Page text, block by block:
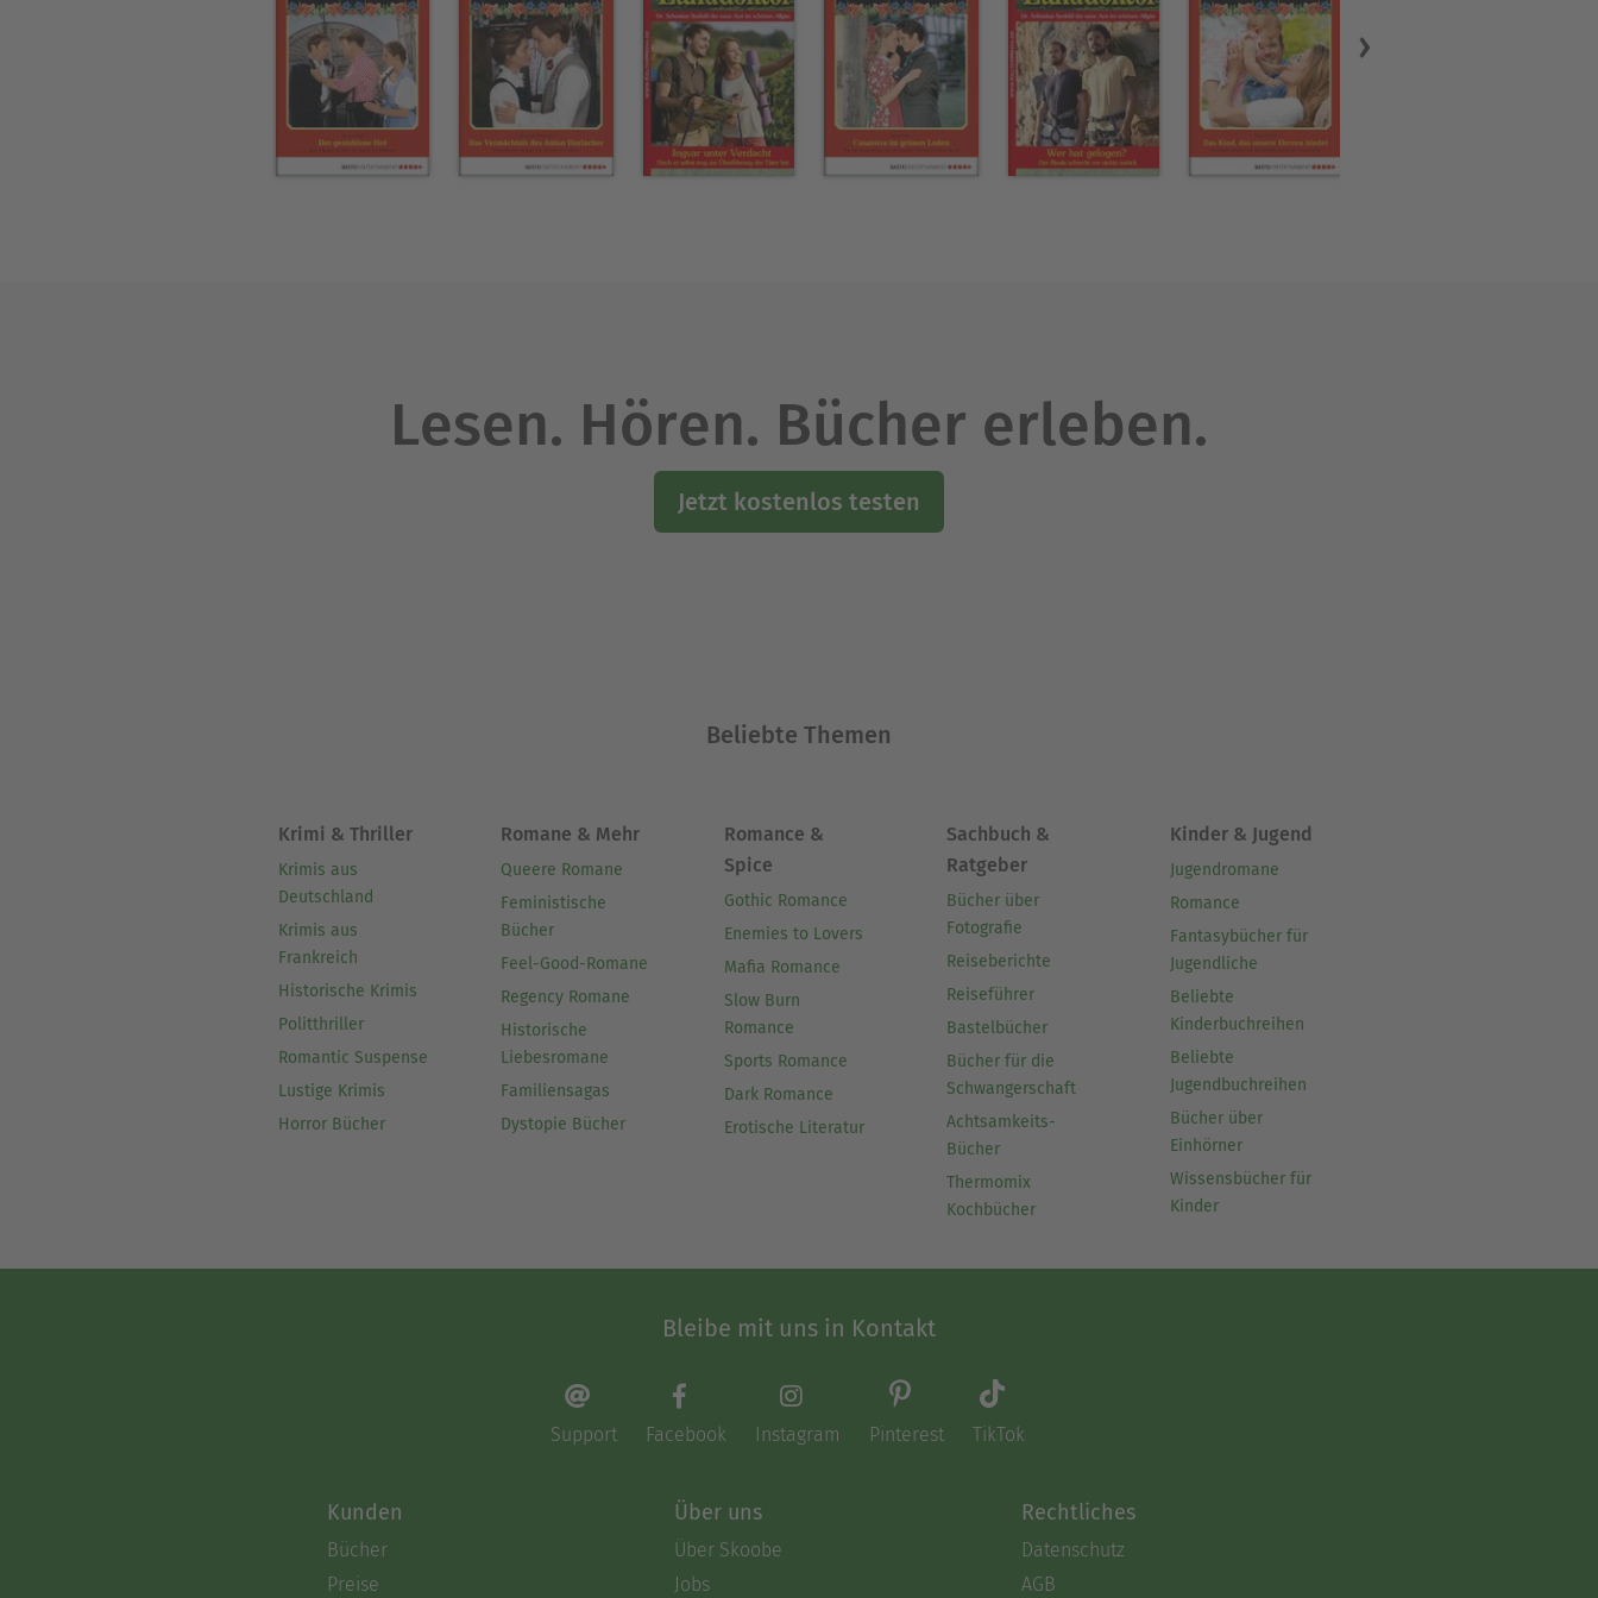
Lesen. Hören. Bücher erleben.
Jetzt kostenlos testen
Beliebte Themen
Krimi & Thriller
Krimis aus
Deutschland
Krimis aus
Frankreich
Historische Krimis
Politthriller
Romantic Suspense
Lustige Krimis
Horror Bücher
Romane & Mehr
Queere Romane
Feministische
Bücher
Feel-Good-Romane
Regency Romane
Historische
Liebesromane
Familiensagas
Dystopie Bücher
Romance &
Spice
Gothic Romance
Enemies to Lovers
Mafia Romance
Slow Burn
Romance
Sports Romance
Dark Romance
Erotische Literatur
Sachbuch &
Ratgeber
Bücher über
Fotografie
Reiseberichte
Reiseführer
Bastelbücher
Bücher für die
Schwangerschaft
Achtsamkeits-
Bücher
Thermomix
Kochbücher
Kinder & Jugend
Jugendromane
Romance
Fantasybücher für
Jugendliche
Beliebte
Kinderbuchreihen
Beliebte
Jugendbuchreihen
Bücher über
Einhörner
Wissensbücher für
Kinder
Bleibe mit uns in Kontakt
Support Facebook Instagram Pinterest TikTok
Kunden
Bücher
Preise
Über uns
Über Skoobe
Jobs
Rechtliches
Datenschutz
AGB